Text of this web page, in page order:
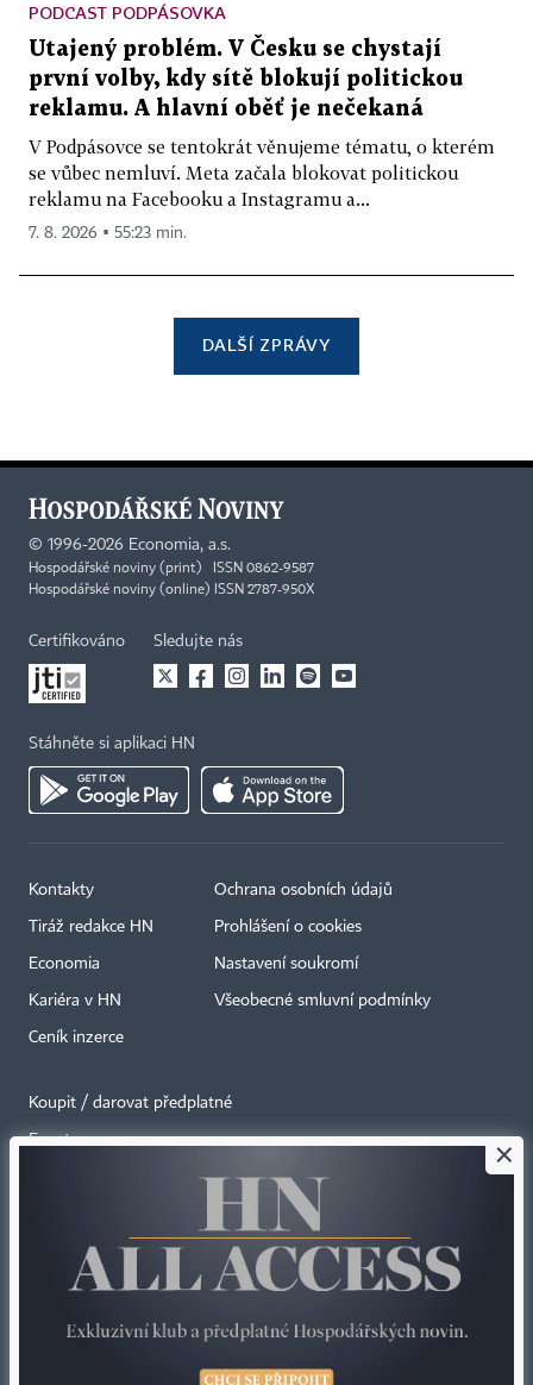
PODCAST PODPÁSOVKA
Utajený problém. V Česku se chystají
první volby, kdy sítě blokují politickou
reklamu. A hlavní oběť je nečekaná
V Podpásovce se tentokrát věnujeme tématu, o kterém
se vůbec nemluví. Meta začala blokovat politickou
reklamu na Facebooku a Instagramu a...
7. 8. 2026 ▪ 55:23 min.
DALŠÍ ZPRÁVY
© 1996-2026 Economia, a.s.
Hospodářské noviny (print) ISSN 0862-9587
Hospodářské noviny (online) ISSN 2787-950X
Certifikováno Sledujte nás
Stáhněte si aplikaci HN
Kontakty
Tiráž redakce HN
Economia
Kariéra v HN
Ceník inzerce
Ochrana osobních údajů
Prohlášení o cookies
Nastavení soukromí
Všeobecné smluvní podmínky
Koupit / darovat předplatné
Eventy
zakázáno jakékoli užití částí nebo celku díla, zejména rozmnožování a šíření
jakýmkoli způsobem, mechanickým nebo elektronickým, v českém nebo
jiném jazyce. Bez souhlasu vydavatele je zakázáno též rozmnožování
×